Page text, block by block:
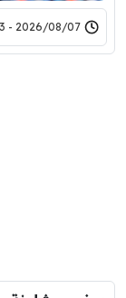
2026/08/07 - 22:43